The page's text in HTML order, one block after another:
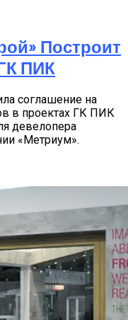
Построит
ПИК
соглашение на
в проектах ГК ПИК
девелопера
«Метриум».